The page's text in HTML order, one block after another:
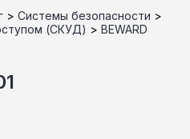
> Системы безопасности >
(СКУД) > BEWARD